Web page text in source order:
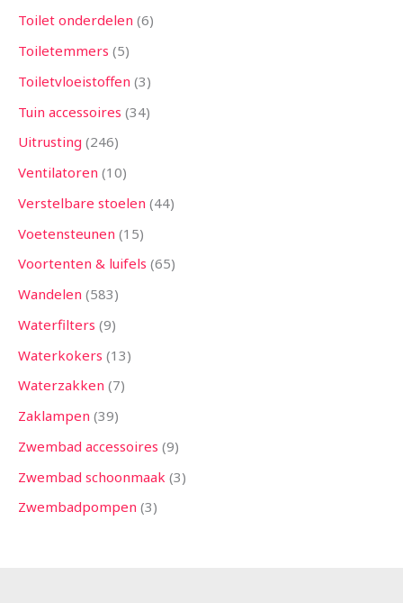
Toilet onderdelen 6
Toiletemmers 5
Toiletvloeistoffen 3
Tuin accessoires 34
Uitrusting 246
Ventilatoren 10
Verstelbare stoelen 44
Voetensteunen 15
Voortenten & luifels 65
Wandelen 583
Waterfilters 9
Waterkokers 13
Waterzakken 7
Zaklampen 39
Zwembad accessoires 9
Zwembad schoonmaak 3
Zwembadpompen 3